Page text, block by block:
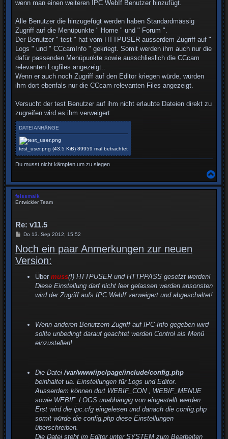
r
wenn man einen weiteren IPC WebIf Benutzer hinzufügt.
Alle Benutzer die hinzugefügt werden haben Standardmässig
Zugriff auf die Menüpunkte " Home " und " Forum ".
Der Benutzer " test " hat vom HTTPUSER ausserdem Zugriff auf "
Logs " und " CCcamInfo " gekriegt. Somit werden ihm auch nur die
dafür passenden Menüpunkte sowie ausschlieslich die CCcam
relevanten Logfiles angezeigt..
Wenn er auch noch Zugriff auf den Editor kriegen würde, würden
ihm dort ebenfals nur die CCcam relevanten Files angezeigt.
Versucht der test Benutzer auf ihm nicht erlaubte Dateien direkt zu
zugreifen wird es ihm verweigert
DATEIANHÄNGE
test_user.png (43.5 KiB) 89959 mal betrachtet
Du musst nicht kämpfen um zu siegen
c
feissmaik
Entwickler Team
Re: v11.5
B
i
t
r
a
Do 13. Sep 2012, 15:52
Noch ein paar Anmerkungen zur neuen
Version:
Über muss(!) HTTPUSER und HTTPPASS gesetzt werden!
Diese Einstellung darf nicht leer gelassen werden ansonsten
wird der Zugriff aufs IPC WebIf verweigert und abgeschaltet!
Wenn anderen Benutzern Zugriff auf IPC-Info gegeben wird
sollte unbedingt darauf geachtet werden Control als Menü
einzustellen!
Die Datei /var/www/ipc/page/include/config.php
beinhaltet ua. Einstellungen für Logs und Editor.
Ausserdem können dort WEBIF_CON , WEBIF_MENUE
sowie WEBIF_LOGS unabhängig von eingestellt werden.
Erst wird die ipc.cfg eingelesen und danach die config.php
somit würde die config.php diese Einstellungen
überschreiben.
Die Datei steht im Editor unter SYSTEM zum Bearbeiten